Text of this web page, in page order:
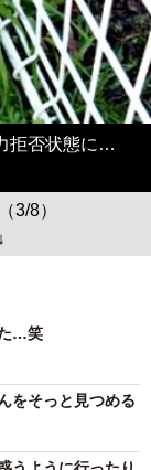
拒否状態に…
3/8）
た…笑
をそっと見つめる